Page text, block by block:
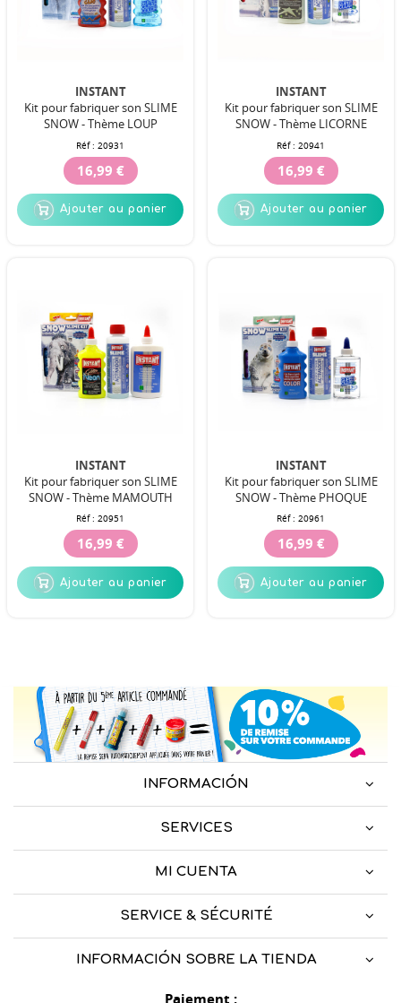
INSTANT
Kit pour fabriquer son SLIME
SNOW - Thème LOUP
Réf : 20931
16,99 €
Ajouter au panier
INSTANT
Kit pour fabriquer son SLIME
SNOW - Thème LICORNE
Réf : 20941
16,99 €
Ajouter au panier
INSTANT
Kit pour fabriquer son SLIME
SNOW - Thème MAMOUTH
Réf : 20951
16,99 €
Ajouter au panier
INSTANT
Kit pour fabriquer son SLIME
SNOW - Thème PHOQUE
Réf : 20961
16,99 €
Ajouter au panier
Paiement :
INFORMACIÓN
SERVICES
SERVICE & SÉCURITÉ
MI CUENTA
INFORMACIÓN SOBRE LA TIENDA